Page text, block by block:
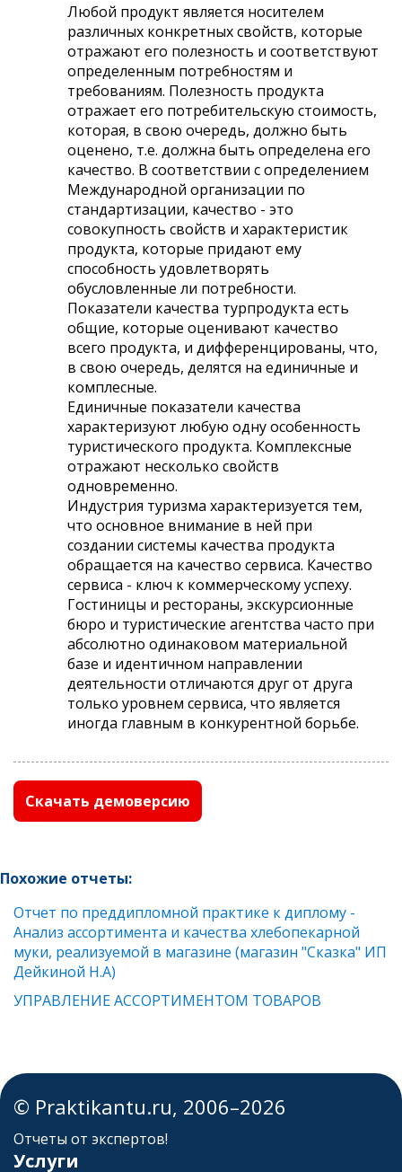
Любой продукт является носителем
различных конкретных свойств, которые
отражают его полезность и соответствуют
определенным потребностям и
требованиям. Полезность продукта
отражает его потребительскую стоимость,
которая, в свою очередь, должно быть
оценено, т.е. должна быть определена его
качество. В соответствии с определением
Международной организации по
стандартизации, качество - это
совокупность свойств и характеристик
продукта, которые придают ему
способность удовлетворять
обусловленные ли потребности.
Показатели качества турпродукта есть
общие, которые оценивают качество
всего продукта, и дифференцированы, что,
в свою очередь, делятся на единичные и
комплесные.
Единичные показатели качества
характеризуют любую одну особенность
туристического продукта. Комплексные
отражают несколько свойств
одновременно.
Индустрия туризма характеризуется тем,
что основное внимание в ней при
создании системы качества продукта
обращается на качество сервиса. Качество
сервиса - ключ к коммерческому успеху.
Гостиницы и рестораны, экскурсионные
бюро и туристические агентства часто при
абсолютно одинаковом материальной
базе и идентичном направлении
деятельности отличаются друг от друга
только уровнем сервиса, что является
иногда главным в конкурентной борьбе.
Скачать демоверсию
Похожие отчеты:
Отчет по преддипломной практике к диплому -
Анализ ассортимента и качества хлебопекарной
муки, реализуемой в магазине (магазин "Сказка" ИП
Дейкиной Н.А)
УПРАВЛЕНИЕ АССОРТИМЕНТОМ ТОВАРОВ
© Praktikantu.ru, 2006–2026
Отчеты от экспертов!
Услуги